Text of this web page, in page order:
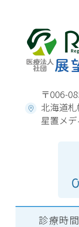
〒006-
北海道
星置メ
診療時間